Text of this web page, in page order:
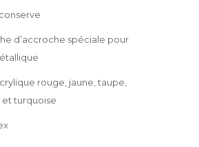
d’accroche spéciale pour
rouge, jaune, taupe,
turquoise